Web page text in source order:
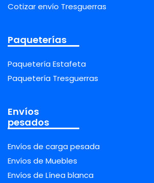
Cotizar envío Tresguerras
Paqueterías
Paquetería Estafeta
Paquetería Tresguerras
Envíos
pesados
Envíos de carga pesada
Envíos de Muebles
Envíos de Línea blanca